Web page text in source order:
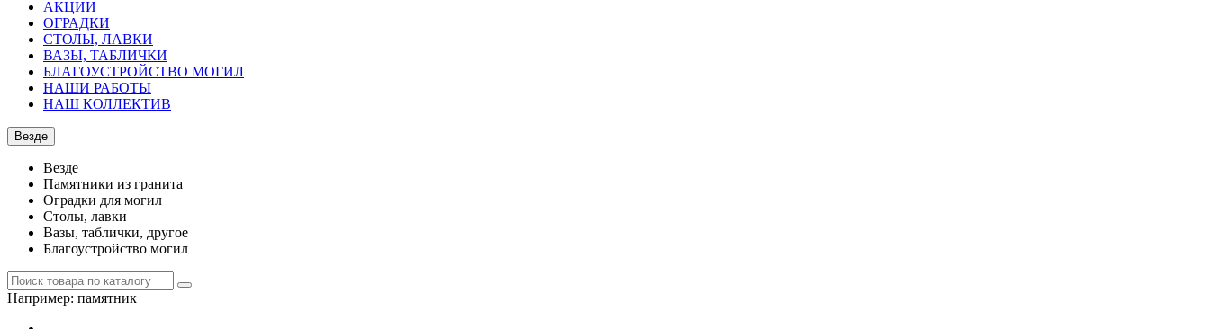
АКЦИИ
ОГРАДКИ
СТОЛЫ, ЛАВКИ
ВАЗЫ, ТАБЛИЧКИ
БЛАГОУСТРОЙСТВО МОГИЛ
НАШИ РАБОТЫ
НАШ КОЛЛЕКТИВ
Везде
Везде
Памятники из гранита
Оградки для могил
Столы, лавки
Вазы, таблички, другое
Благоустройство могил
Например: памятник